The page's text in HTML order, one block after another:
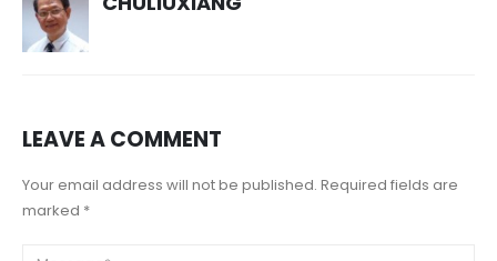
LEAVE A COMMENT
Your email address will not be published. Required fields are
marked *